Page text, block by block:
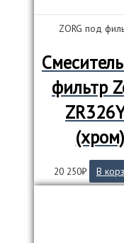
ZORG под
фильтр
(хром)
20 250₽ В